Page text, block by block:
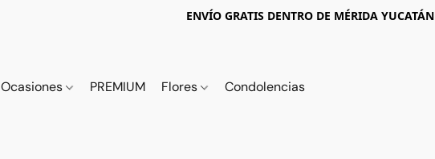
ENVÍO GRATIS DENTRO DE MÉRIDA YUCATÁN
Ocasiones PREMIUM Flores Condolencias